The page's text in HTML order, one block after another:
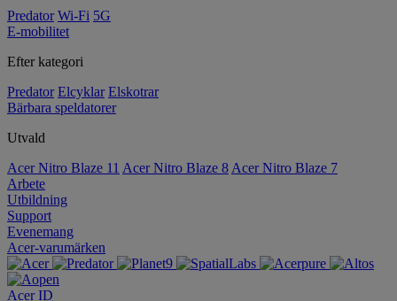
Predator Wi-Fi 5G
E-mobilitet
Efter kategori
Predator Elcyklar Elskotrar
Bärbara speldatorer
Utvald
Acer Nitro Blaze 11 Acer Nitro Blaze 8 Acer Nitro Blaze 7
Arbete
Utbildning
Support
Evenemang
Acer-varumärken
Acer ID